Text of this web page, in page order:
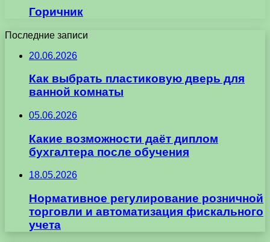
Горичник
Последние записи
20.06.2026
Как выбрать пластиковую дверь для
ванной комнаты
05.06.2026
Какие возможности даёт диплом
бухгалтера после обучения
18.05.2026
Нормативное регулирование розничной
торговли и автоматизация фискального
учета